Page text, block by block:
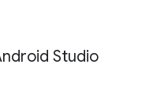
Studio